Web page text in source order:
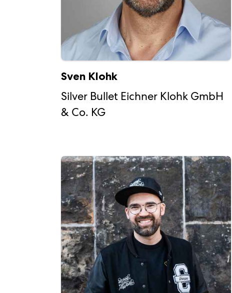
Sven Klohk
Silver Bullet Eichner Klohk GmbH
& Co. KG